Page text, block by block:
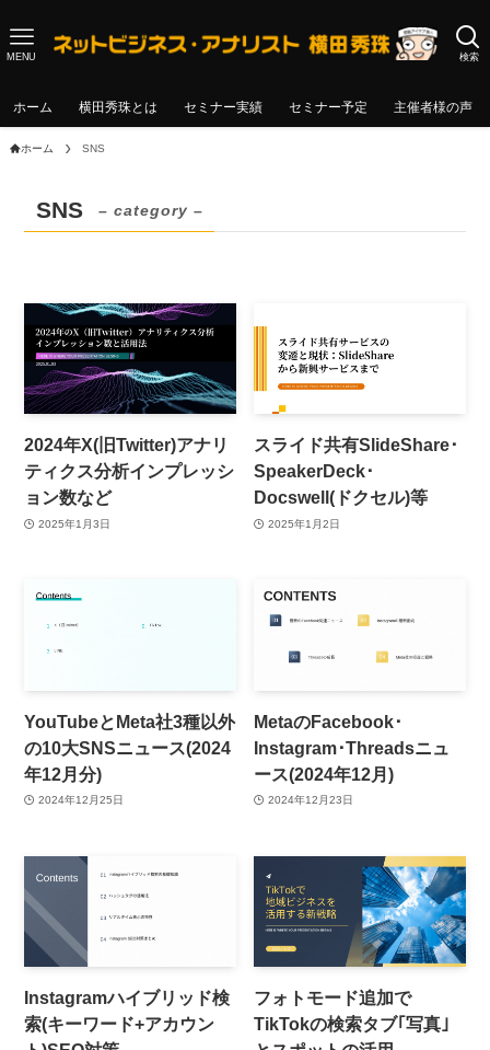
検索
MENU
ホーム 横田秀珠とは セミナー実績 セミナー予定 主催者様の声
ホーム SNS
SNS – category –
2024年X(旧Twitter)アナリ
ティクス分析インプレッシ
ョン数など
2025年1月3日
スライド共有SlideShare･
SpeakerDeck･
Docswell(ドクセル)等
2025年1月2日
YouTubeとMeta社3種以外
の10大SNSニュース(2024
年12月分)
2024年12月25日
MetaのFacebook･
Instagram･Threadsニュ
ース(2024年12月)
2024年12月23日
Instagramハイブリッド検
索(キーワード+アカウン
フォトモード追加で
TikTokの検索タブ｢写真｣